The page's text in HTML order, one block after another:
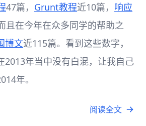
47篇， Grunt教程近10篇， 响应
且在今年在众多同学的帮助之
博文近115篇。看到这些数字，
2013年当中没有白混，让我自己
年。
阅读全文